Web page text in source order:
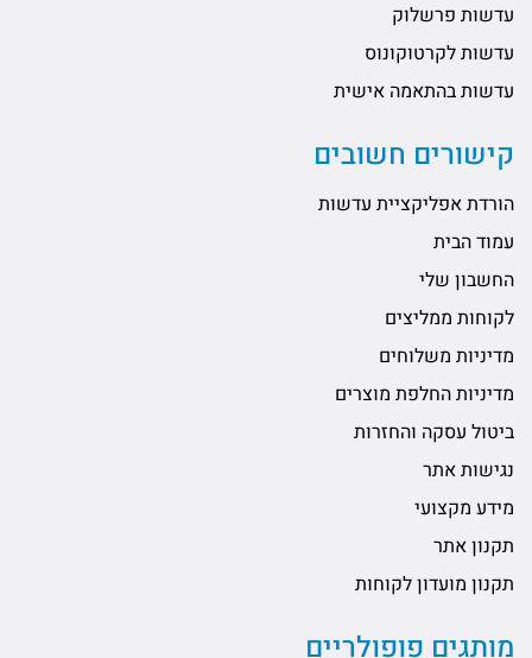
עדשות פרשלוק
עדשות לקרטוקונוס
עדשות בהתאמה אישית
קישורים חשובים
הורדת אפליקציית עדשות
עמוד הבית
החשבון שלי
לקוחות ממליצים
מדיניות משלוחים
מדיניות החלפת מוצרים
ביטול עסקה והחזרות
נגישות אתר
מידע מקצועי
תקנון אתר
תקנון מועדון לקוחות
מותגים פופולריים